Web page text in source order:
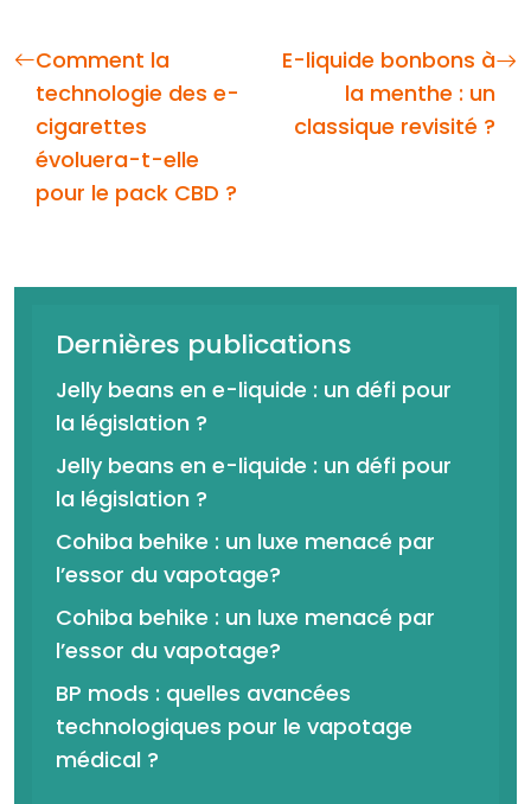
Comment la
technologie des e-
cigarettes
évoluera-t-elle
pour le pack CBD ?
E-liquide bonbons à
la menthe : un
classique revisité ?
Dernières publications
Jelly beans en e-liquide : un défi pour
la législation ?
Jelly beans en e-liquide : un défi pour
la législation ?
Cohiba behike : un luxe menacé par
l’essor du vapotage?
Cohiba behike : un luxe menacé par
l’essor du vapotage?
BP mods : quelles avancées
technologiques pour le vapotage
médical ?